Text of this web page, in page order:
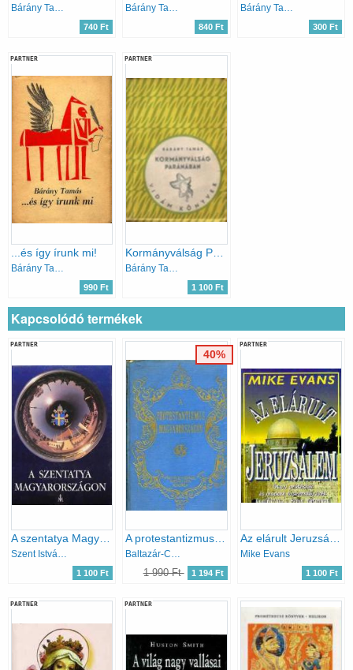
Bárány Tamás
740 Ft
Bárány Tamás
840 Ft
Bárány Tamás
300 Ft
PARTNER
...és így írunk mi!
990 Ft
PARTNER
1 100 Ft
Kapcsolódó termékek
PARTNER
1 100 Ft 1 990 Ft 1 194 Ft
40%
PARTNER
Mike Evans
1 100 Ft
PARTNER PARTNER